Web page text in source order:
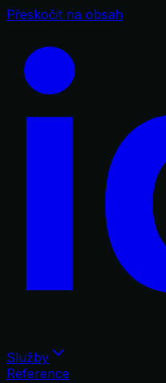
Přeskočit na obsah
Služby
Reference